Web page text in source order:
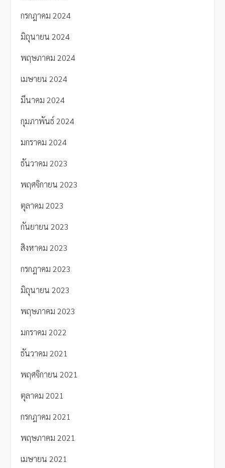
กรกฎาคม 2024
มิถุนายน 2024
พฤษภาคม 2024
เมษายน 2024
มีนาคม 2024
กุมภาพันธ์ 2024
มกราคม 2024
ธันวาคม 2023
พฤศจิกายน 2023
ตุลาคม 2023
กันยายน 2023
สิงหาคม 2023
กรกฎาคม 2023
มิถุนายน 2023
พฤษภาคม 2023
มกราคม 2022
ธันวาคม 2021
พฤศจิกายน 2021
ตุลาคม 2021
กรกฎาคม 2021
พฤษภาคม 2021
เมษายน 2021